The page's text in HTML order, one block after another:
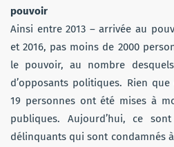
pouvoir
Ainsi entre 2013 – arrivée au
et 2016, pas moins de 2000
le pouvoir, au nombre
d’opposants politiques. Rien
19 personnes ont été mises à
publiques. Aujourd’hui, ce
délinquants qui sont condamnés